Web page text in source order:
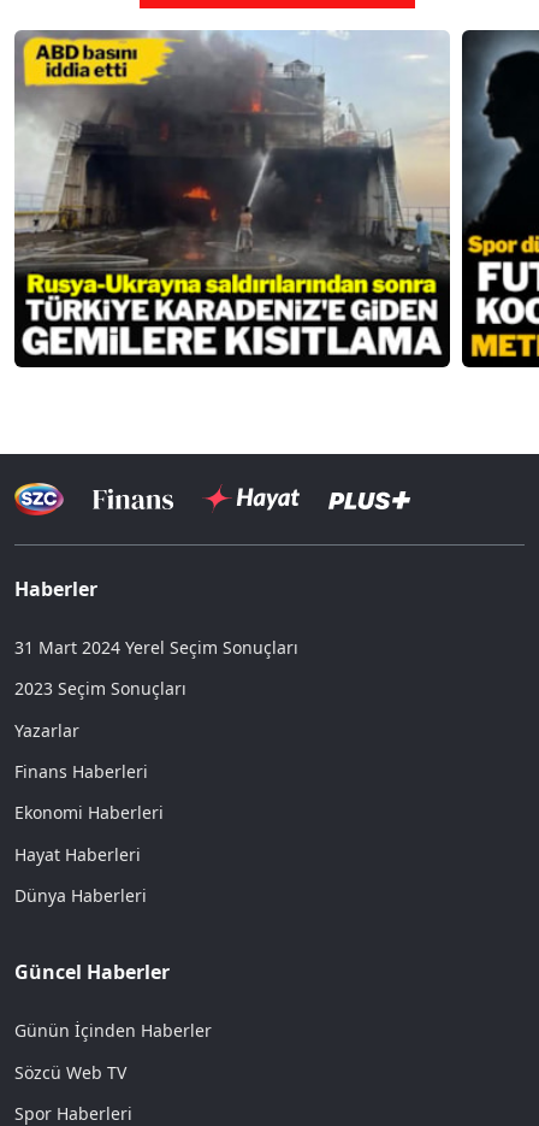
Haberler
31 Mart 2024 Yerel Seçim Sonuçları
2023 Seçim Sonuçları
Yazarlar
Finans Haberleri
Ekonomi Haberleri
Hayat Haberleri
Dünya Haberleri
Güncel Haberler
Günün İçinden Haberler
Sözcü Web TV
Spor Haberleri